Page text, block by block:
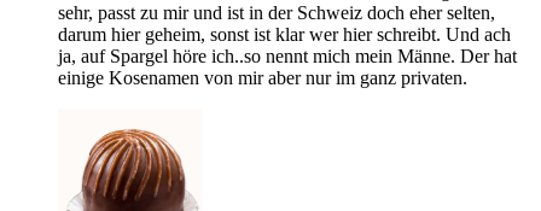
sehr, passt zu mir und ist in der Schweiz doch eher selten,
darum hier geheim, sonst ist klar wer hier schreibt. Und ach
ja, auf Spargel höre ich..so nennt mich mein Männe. Der hat
einige Kosenamen von mir aber nur im ganz privaten.